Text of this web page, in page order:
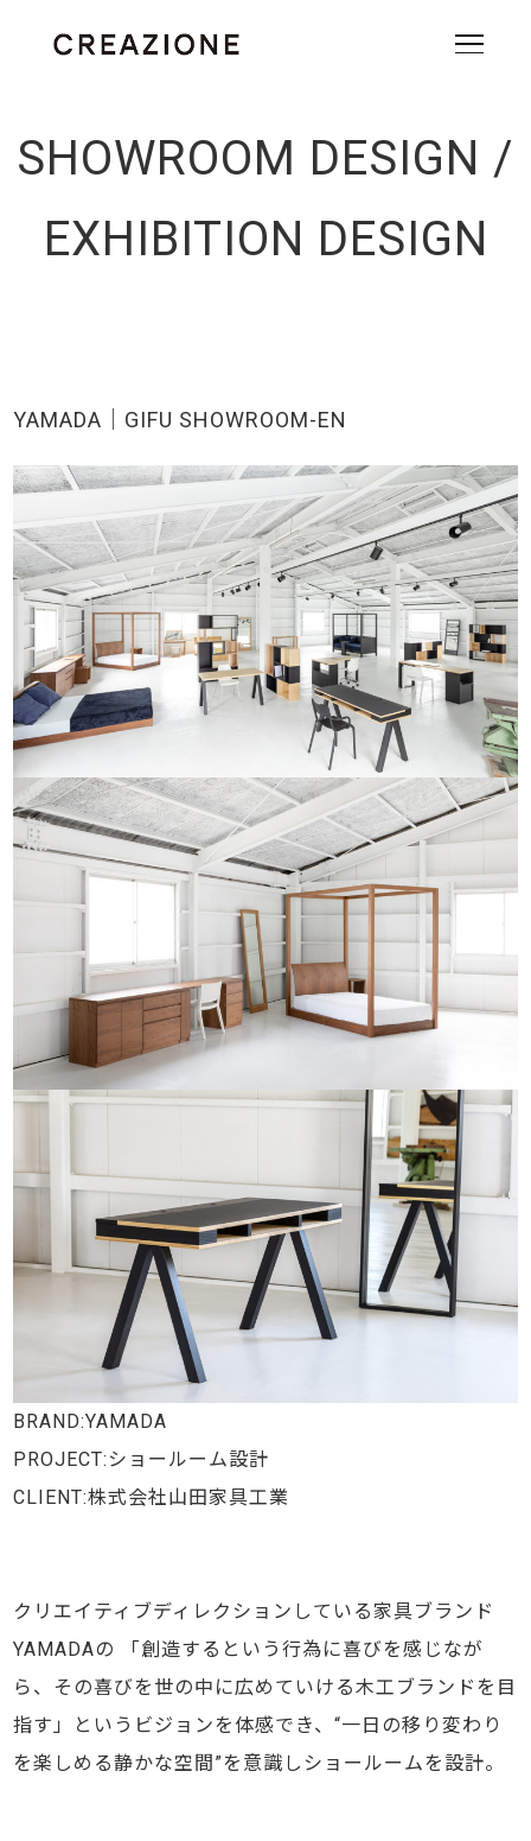
SHOWROOM DESIGN /
EXHIBITION DESIGN
YAMADA｜GIFU SHOWROOM-EN
BRAND:YAMADA
PROJECT:ショールーム設計
CLIENT:株式会社山田家具工業
クリエイティブディレクションしている家具ブランド
YAMADAの 「創造するという行為に喜びを感じなが
ら、その喜びを世の中に広めていける木工ブランドを目
指す」というビジョンを体感でき、“一日の移り変わり
を楽しめる静かな空間”を意識しショールームを設計。